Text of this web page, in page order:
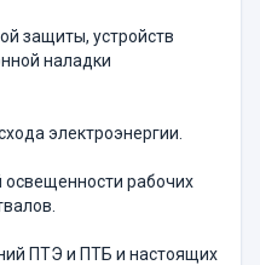
защиты, устройств
наладки
электроэнергии.
освещенности рабочих
ПТЭ и ПТБ и настоящих